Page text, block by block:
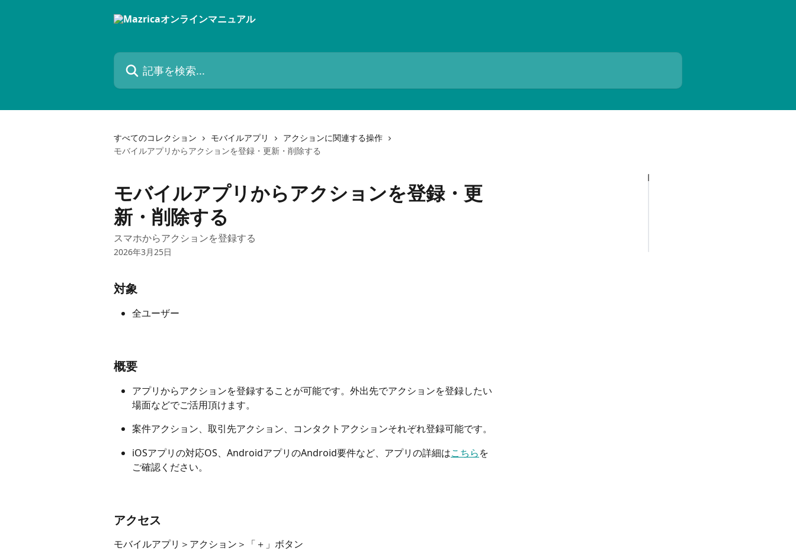
記事を検索...
すべてのコレクション モバイルアプリ
アクションに関連する操作
モバイルアプリからアクションを登録・更新・削除する
モバイルアプリからアクションを登録・更
新・削除する
スマホからアクションを登録する
2026年3月25日
対象
全ユーザー
概要
アプリからアクションを登録することが可能です。外出先でアクションを登録したい
場面などでご活用頂けます。
案件アクション、取引先アクション、コンタクトアクションそれぞれ登録可能です。
iOSアプリの対応OS、AndroidアプリのAndroid要件など、アプリの詳細はこちらを
ご確認ください。
アクセス
モバイルアプリ＞アクション＞「＋」ボタン